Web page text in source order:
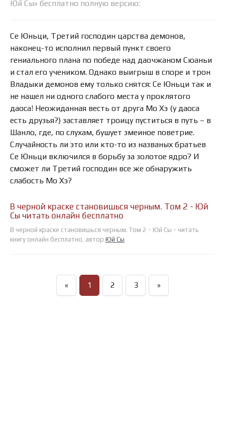
Юй Сы» бесплатно полную версию:
Се Юньци, Третий господин царства демонов,
наконец-то исполнил первый пункт своего
гениального плана по победе над даочжаном Сюаньи
и стал его учеником. Однако выигрыш в споре и трон
Владыки демонов ему только снятся: Се Юньци так и
не нашел ни одного слабого места у проклятого
даоса! Неожиданная весть от друга Мо Хэ (у даоса
есть друзья?) заставляет троицу пуститься в путь – в
Шанло, где, по слухам, бушует змеиное поветрие.
Случайность ли это или кто-то из названых братьев
Се Юньци включился в борьбу за золотое ядро? И
сможет ли Третий господин все же обнаружить
слабость Мо Хэ?
В черной краске становишься черным. Том 2 - Юй
Сы читать онлайн бесплатно
В черной краске становишься черным. Том 2 - Юй Сы - читать
книгу онлайн бесплатно, автор Юй Сы
« 1 2 3 »